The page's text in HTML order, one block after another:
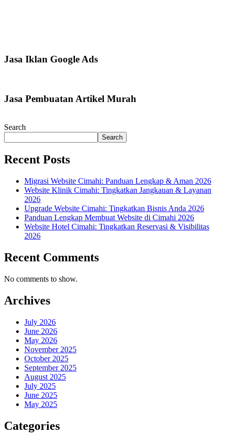
Jasa Iklan Google Ads
Jasa Pembuatan Artikel Murah
Search
Search
Recent Posts
Migrasi Website Cimahi: Panduan Lengkap & Aman 2026
Website Klinik Cimahi: Tingkatkan Jangkauan & Layanan
2026
Upgrade Website Cimahi: Tingkatkan Bisnis Anda 2026
Panduan Lengkap Membuat Website di Cimahi 2026
Website Hotel Cimahi: Tingkatkan Reservasi & Visibilitas
2026
Recent Comments
No comments to show.
Archives
July 2026
June 2026
May 2026
November 2025
October 2025
September 2025
August 2025
July 2025
June 2025
May 2025
Categories